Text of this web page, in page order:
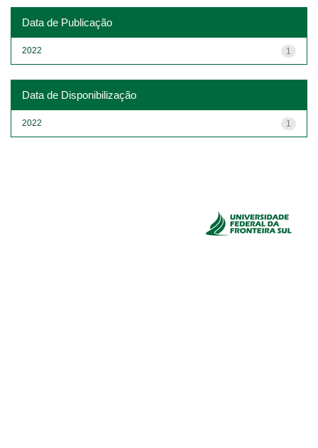
Data de Publicação
1
2022
Data de Disponibilização
1
2022